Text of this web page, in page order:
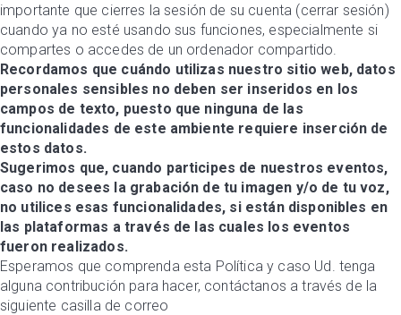
importante que cierres la sesión de su cuenta (cerrar sesión)
cuando ya no esté usando sus funciones, especialmente si
compartes o accedes de un ordenador compartido.
Recordamos que cuándo utilizas nuestro sitio web, datos
personales sensibles no deben ser inseridos en los
campos de texto, puesto que ninguna de las
funcionalidades de este ambiente requiere inserción de
estos datos.
Sugerimos que, cuando participes de nuestros eventos,
caso no desees la grabación de tu imagen y/o de tu voz,
no utilices esas funcionalidades, si están disponibles en
las plataformas a través de las cuales los eventos
fueron realizados.
Esperamos que comprenda esta Política y caso Ud. tenga
alguna contribución para hacer, contáctanos a través de la
siguiente casilla de correo